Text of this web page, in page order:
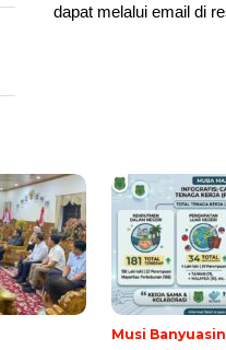
dapat melalui email di
Musi Banyuasin